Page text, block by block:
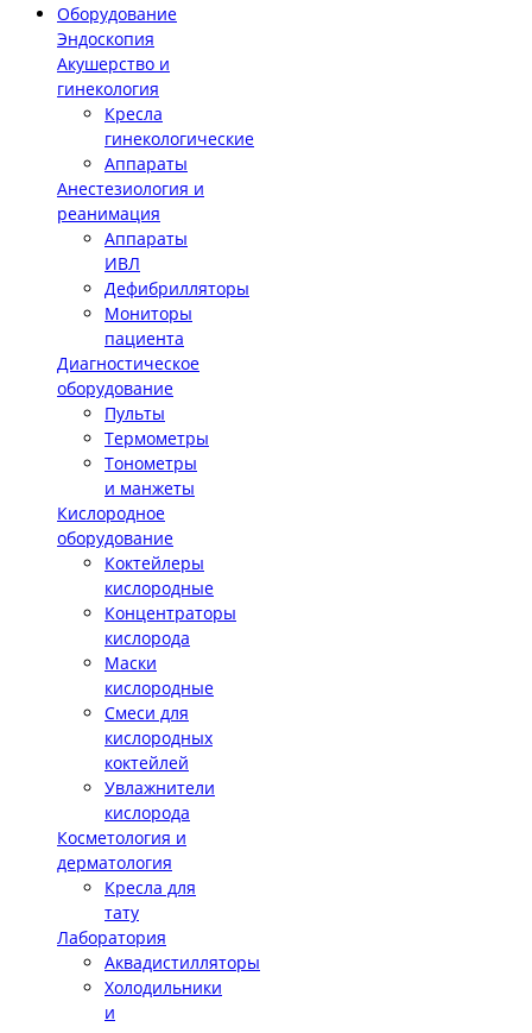
Оборудование
Эндоскопия
Акушерство и
гинекология
Кресла
гинекологические
Аппараты
Анестезиология и
реанимация
Аппараты
ИВЛ
Дефибрилляторы
Мониторы
пациента
Диагностическое
оборудование
Пульты
Термометры
Тонометры
и манжеты
Кислородное
оборудование
Коктейлеры
кислородные
Концентраторы
кислорода
Маски
кислородные
Смеси для
кислородных
коктейлей
Увлажнители
кислорода
Косметология и
дерматология
Кресла для
тату
Лаборатория
Аквадистилляторы
Холодильники
и